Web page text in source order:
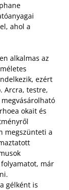
ahol a
alkalmas az
ezért
Arcra, testre,
okait és
megszünteti a
már
gélként is